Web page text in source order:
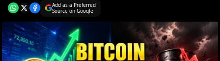
Add as a Preferred
Source on Google